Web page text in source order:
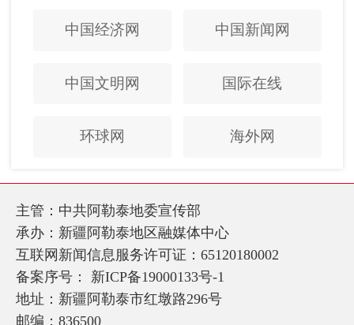
中国经济网 中国新闻网
中国文明网 国际在线
环球网 海外网
主管：中共阿勒泰地委宣传部
承办：新疆阿勒泰地区融媒体中心
互联网新闻信息服务许可证：65120180002
备案序号： 新ICP备19000133号-1
地址：新疆阿勒泰市红墩路296号
邮编：836500